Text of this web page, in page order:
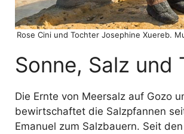
Rose Cini und Tochter Josephine Xuereb.
Sonne, Salz und
Die Ernte von Meersalz auf Gozo
bewirtschaftet die Salzpfannen
Emanuel zum Salzbauern. Seit